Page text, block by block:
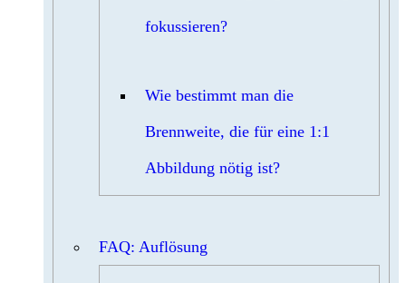
fokussieren?
Wie bestimmt man die
Brennweite, die für eine 1:1
Abbildung nötig ist?
FAQ: Auflösung